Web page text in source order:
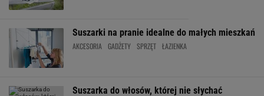
Suszarki na pranie idealne do małych mieszkań
AKCESORIA GADŻETY SPRZĘT ŁAZIENKA
Suszarka do włosów, której nie słychać